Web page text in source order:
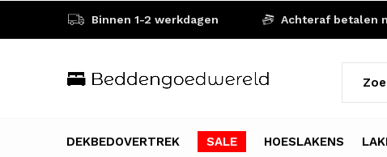
DEKBEDOVERTREK SALE HOESLAKENS
Binnen 1-2 werkdagen Achteraf betalen